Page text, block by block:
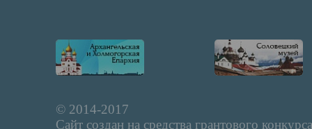
© 2014-2017
Сайт создан на средства грантового конкурса